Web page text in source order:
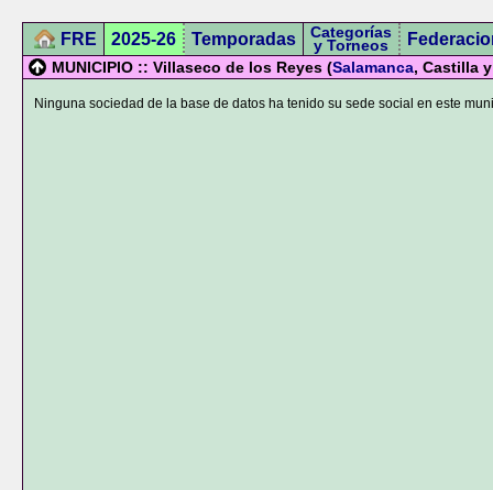
FRE 2025-26 Temporadas Categorías
y Torneos
MUNICIPIO :: Villaseco de los Reyes (Salamanca, Castilla
Ninguna sociedad de la base de datos ha tenido su sede social en este